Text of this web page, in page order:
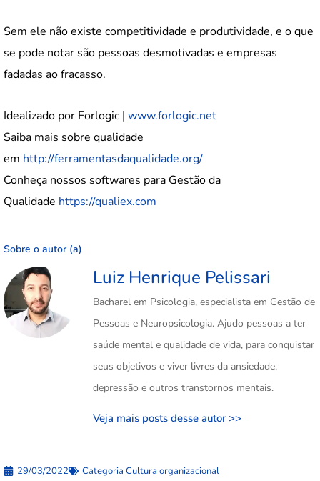
Sem ele não existe competitividade e produtividade, e o que
se pode notar são pessoas desmotivadas e empresas
fadadas ao fracasso.
Idealizado por Forlogic | www.forlogic.net
Saiba mais sobre qualidade
em http://ferramentasdaqualidade.org/
Conheça nossos softwares para Gestão da
Qualidade https://qualiex.com
Sobre o autor (a)
Luiz Henrique Pelissari
Bacharel em Psicologia, especialista em Gestão de
Pessoas e Neuropsicologia. Ajudo pessoas a ter
saúde mental e qualidade de vida, para conquistar
seus objetivos e viver livres da ansiedade,
depressão e outros transtornos mentais.
Veja mais posts desse autor >>
29/03/2022 Categoria Cultura organizacional